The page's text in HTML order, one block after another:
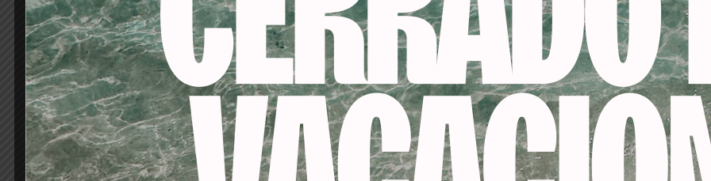
Productos relacionados
-15% -19% -26%